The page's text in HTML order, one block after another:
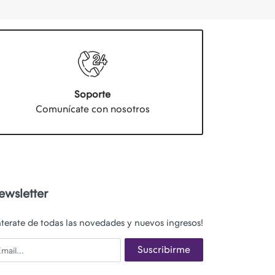
Soporte
Comunícate con nosotros
de todas las novedades y nuevos ingresos!
Suscribirme